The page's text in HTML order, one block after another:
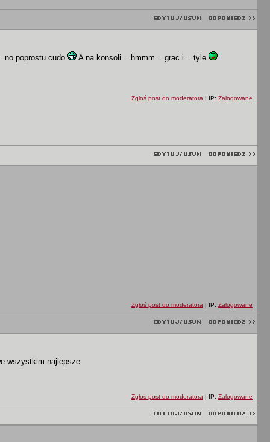
no poprostu cudo A na konsoli... hmmm... grac i... tyle
Zgłoś post do moderatora | IP: Zalogowane
Zgłoś post do moderatora | IP: Zalogowane
wszystkim najlepsze.
Zgłoś post do moderatora | IP: Zalogowane